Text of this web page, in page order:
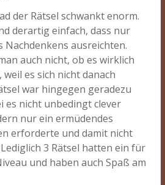
der Rätsel schwankt enorm.
derartig einfach, dass nur
Nachdenkens ausreichten.
auch nicht, ob es wirklich
es sich nicht danach
war hingegen geradezu
es nicht unbedingt clever
nur ein ermüdendes
erforderte und damit nicht
3 Rätsel hatten ein für
und haben auch Spaß am